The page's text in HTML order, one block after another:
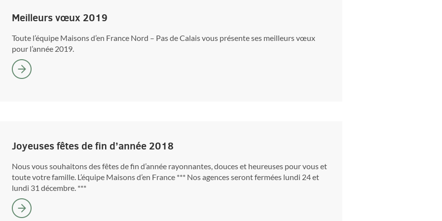
Meilleurs vœux 2019
Toute l’équipe Maisons d’en France Nord – Pas de Calais vous présente ses meilleurs vœux
pour l’année 2019.
Joyeuses fêtes de fin d’année 2018
Nous vous souhaitons des fêtes de fin d’année rayonnantes, douces et heureuses pour vous et
toute votre famille. L’équipe Maisons d’en France *** Nos agences seront fermées lundi 24 et
lundi 31 décembre. ***